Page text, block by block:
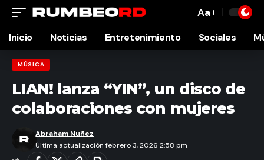
Font
Resizer
Aa
Inicio Noticias Entretenimiento Sociales
MÚSICA
LIAN! lanza “YIN”, un disco de
colaboraciones con mujeres
Última actualización febrero 3, 2026 2:58 pm
Abraham Nuñez